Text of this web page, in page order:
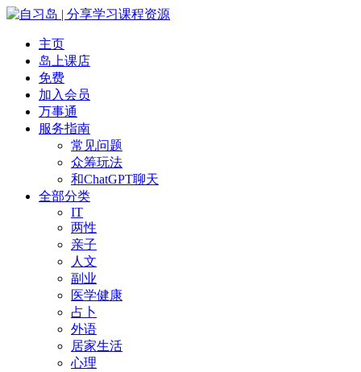
主页
岛上课店
免费
加入会员
万事通
服务指南
常见问题
众筹玩法
和ChatGPT聊天
全部分类
IT
两性
亲子
人文
副业
医学健康
占卜
外语
居家生活
心理